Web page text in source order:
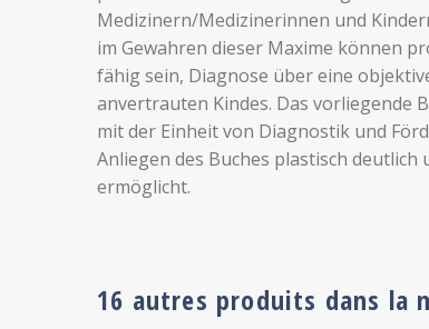
Medizinern/Medizinerinnen und
im Gewahren dieser Maxime können
fähig sein, Diagnose über eine
anvertrauten Kindes. Das vorliegende
mit der Einheit von Diagnostik und
Anliegen des Buches plastisch
ermöglicht.
16 autres produits dans la